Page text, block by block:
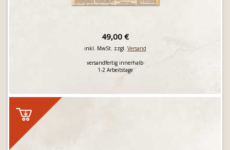
49,00 €
inkl. MwSt. zzgl. Versand
versandfertig innerhalb
1-2 Arbeitstage